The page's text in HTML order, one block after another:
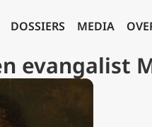
DOSSIERS MEDIA
evangalist